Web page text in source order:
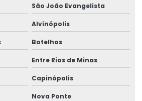
de aço
de aço swf
São João Evangelista
Alvinópolis
Botelhos
Entre Rios de Minas
Capinópolis
Nova Ponte